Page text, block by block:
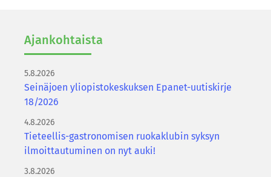
Ajan­koh­tais­ta
5.8.2026
Seinäjoen yliopistokeskuksen Epanet-uutiskirje
18/2026
4.8.2026
Tieteellis-gastronomisen ruokaklubin syksyn
ilmoittautuminen on nyt auki!
3.8.2026